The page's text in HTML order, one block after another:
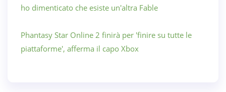
ho dimenticato che esiste un'altra Fable
Phantasy Star Online 2 finirà per 'finire su tutte le
piattaforme', afferma il capo Xbox